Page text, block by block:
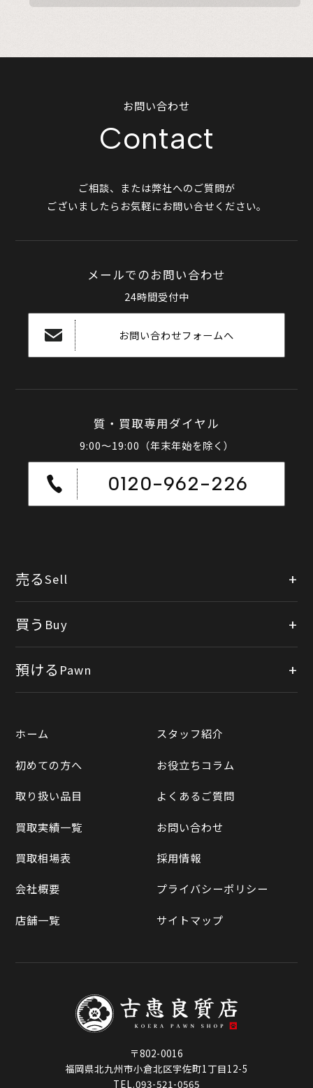
お問い合わせ
Contact
ご相談、または弊社へのご質問が
ございましたらお気軽にお問い合せください。
メールでのお問い合わせ
24時間受付中
お問い合わせフォームへ
質・買取専用ダイヤル
9:00～19:00（年末年始を除く）
0120-962-226
売るSell
店頭買取
宅配買取
LINE査定
買取実績一覧
買取相場表
買う Buy
公式オンラインショップ
Yahooショッピング
Yahoo!オークション
メルカリ
ラクマ
預ける Pawn
ホーム
初めての方へ
取り扱い品目
買取実績一覧
買取相場表
会社概要
店舗一覧
スタッフ紹介
お役立ちコラム
よくあるご質問
お問い合わせ
採用情報
プライバシーポリシー
サイトマップ
〒802-0016
福岡県北九州市小倉北区宇佐町1丁目12-5
TEL.093-521-0565